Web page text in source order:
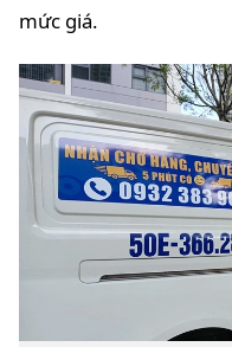
mức giá.